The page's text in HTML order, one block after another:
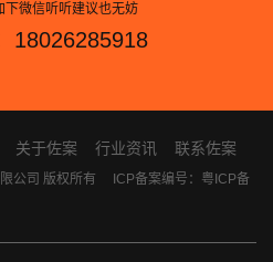
下微信听听建议也无妨
18026285918
关于佐案 行业资讯 联系佐案
限公司 版权所有
ICP备案编号：粤ICP备